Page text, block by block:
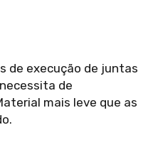
de execução de juntas
de
mais leve que as